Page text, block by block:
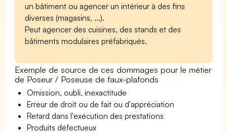
un bâtiment ou agencer un intérieur à des fins
diverses (magasins, ...).
Peut agencer des cuisines, des stands et des
bâtiments modulaires préfabriqués.
Exemple de source de ces dommages pour le métier
de Poseur / Poseuse de faux-plafonds
Omission, oubli, inexactitude
Erreur de droit ou de fait ou d'appréciation
Retard dans l'exécution des prestations
Produits défectueux